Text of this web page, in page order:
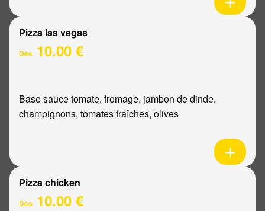
Pizza las vegas
Dès 10.00 €
Base sauce tomate, fromage, jambon de dinde,
champignons, tomates fraîches, olives
Pizza chicken
Dès 10.00 €